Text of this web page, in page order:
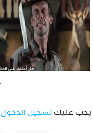
يجب عليك تسجيل الدخول